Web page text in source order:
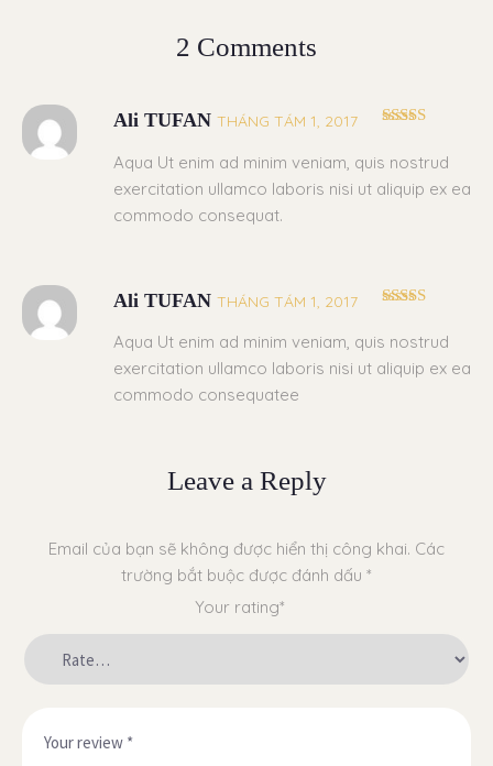
2 Comments
hạng55 sao
Ali TUFAN THÁNG TÁM 1, 2017
Aqua Ut enim ad minim veniam, quis nostrud
exercitation ullamco laboris nisi ut aliquip ex ea
commodo consequat.
hạng45
sao
Ali TUFAN THÁNG TÁM 1, 2017
Aqua Ut enim ad minim veniam, quis nostrud
exercitation ullamco laboris nisi ut aliquip ex ea
commodo consequatee
Leave a Reply
Email của bạn sẽ không được hiển thị công khai. Các
trường bắt buộc được đánh dấu *
Your rating*